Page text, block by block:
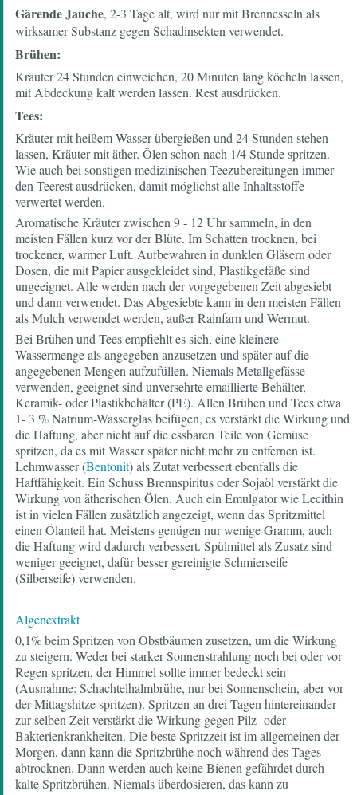
Gärende Jauche, 2-3 Tage alt, wird nur mit Brennesseln als
wirksamer Substanz gegen Schadinsekten verwendet.
Brühen:
Kräuter 24 Stunden einweichen, 20 Minuten lang köcheln lassen,
mit Abdeckung kalt werden lassen. Rest ausdrücken.
Tees:
Kräuter mit heißem Wasser übergießen und 24 Stunden stehen
lassen, Kräuter mit äther. Ölen schon nach 1/4 Stunde spritzen.
Wie auch bei sonstigen medizinischen Teezubereitungen immer
den Teerest ausdrücken, damit möglichst alle Inhaltsstoffe
verwertet werden.
Aromatische Kräuter zwischen 9 - 12 Uhr sammeln, in den
meisten Fällen kurz vor der Blüte. Im Schatten trocknen, bei
trockener, warmer Luft. Aufbewahren in dunklen Gläsern oder
Dosen, die mit Papier ausgekleidet sind, Plastikgefäße sind
ungeeignet. Alle werden nach der vorgegebenen Zeit abgesiebt
und dann verwendet. Das Abgesiebte kann in den meisten Fällen
als Mulch verwendet werden, außer Rainfarn und Wermut.
Bei Brühen und Tees empfiehlt es sich, eine kleinere
Wassermenge als angegeben anzusetzen und später auf die
angegebenen Mengen aufzufüllen. Niemals Metallgefässe
verwenden, geeignet sind unversehrte emaillierte Behälter,
Keramik- oder Plastikbehälter (PE). Allen Brühen und Tees etwa
1- 3 % Natrium-Wasserglas beifügen, es verstärkt die Wirkung und
die Haftung, aber nicht auf die essbaren Teile von Gemüse
spritzen, da es mit Wasser später nicht mehr zu entfernen ist.
Lehmwasser (Bentonit) als Zutat verbessert ebenfalls die
Haftfähigkeit. Ein Schuss Brennspiritus oder Sojaöl verstärkt die
Wirkung von ätherischen Ölen. Auch ein Emulgator wie Lecithin
ist in vielen Fällen zusätzlich angezeigt, wenn das Spritzmittel
einen Ölanteil hat. Meistens genügen nur wenige Gramm, auch
die Haftung wird dadurch verbessert. Spülmittel als Zusatz sind
weniger geeignet, dafür besser gereinigte Schmierseife
(Silberseife) verwenden.
Algenextrakt
0,1% beim Spritzen von Obstbäumen zusetzen, um die Wirkung
zu steigern. Weder bei starker Sonnenstrahlung noch bei oder vor
Regen spritzen, der Himmel sollte immer bedeckt sein
(Ausnahme: Schachtelhalmbrühe, nur bei Sonnenschein, aber vor
der Mittagshitze spritzen). Spritzen an drei Tagen hintereinander
zur selben Zeit verstärkt die Wirkung gegen Pilz- oder
Bakterienkrankheiten. Die beste Spritzzeit ist im allgemeinen der
Morgen, dann kann die Spritzbrühe noch während des Tages
abtrocknen. Dann werden auch keine Bienen gefährdet durch
kalte Spritzbrühen. Niemals überdosieren, das kann zu